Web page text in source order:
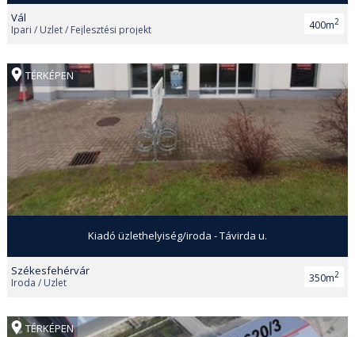
Vál
Ipari / Üzlet / Fejlesztési projekt 400m2
TÉRKÉPEN
Kiadó üzlethelyiség/iroda - Távirda u.
Székesfehérvár
Iroda / Üzlet 350m2
TÉRKÉPEN